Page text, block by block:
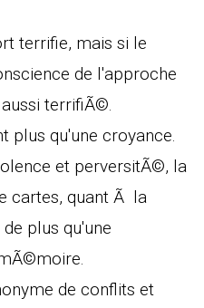
terrifie, mais si le
de l'approche
terrifiÃ©.
plus qu'une croyance.
et perversitÃ©, la
cartes, quant Ã la
plus qu'une
de conflits et